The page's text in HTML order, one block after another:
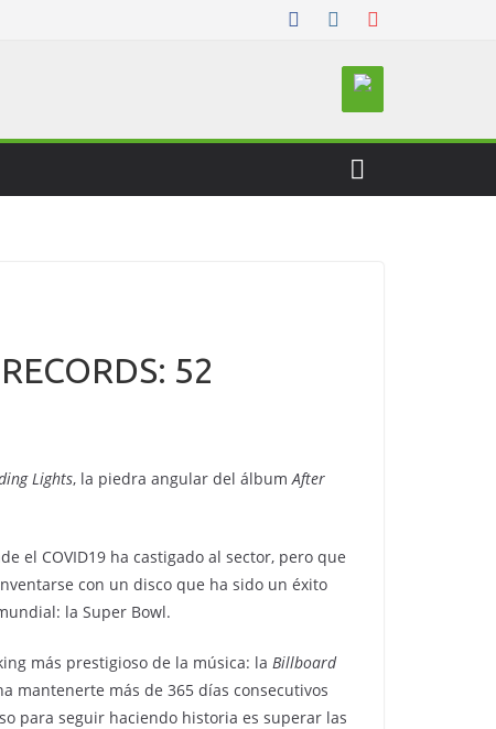
52
Lights, la piedra angular del álbumAfter
el COVID19 ha castigado al sector, pero que
con un disco que ha sido un éxito
la Super Bowl.
más prestigioso de la música: la Billboard
mantenerte más de 365 días consecutivos
para seguir haciendo historia es superar las